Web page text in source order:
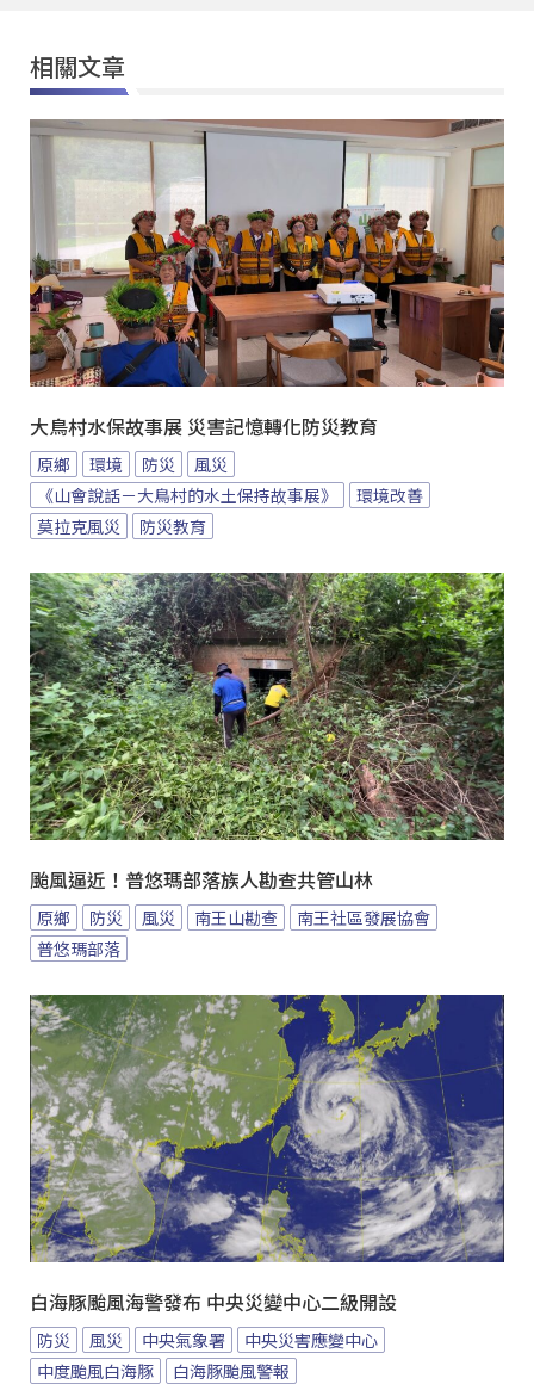
相關文章
大鳥村水保故事展 災害記憶轉化防災教育
原鄉 環境 防災
風災
《山會說話－大鳥村的水土保持故事展》
環境改善
莫拉克風災
防災教育
颱風逼近！普悠瑪部落族人勘查共管山林
原鄉 防災 風災 南王山勘查
南王社區發展協會
普悠瑪部落
白海豚颱風海警發布 中央災變中心二級開設
防災 風災 中央氣象署
中央災害應變中心
中度颱風白海豚
白海豚颱風警報